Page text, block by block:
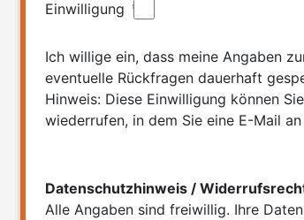
*
Einwilligung
Ich willige ein, dass meine Angaben
eventuelle Rückfragen dauerhaft
Hinweis: Diese Einwilligung können
wiederrufen, in dem Sie eine E-Mail
Datenschutzhinweis /
Alle Angaben sind freiwillig. Ihre